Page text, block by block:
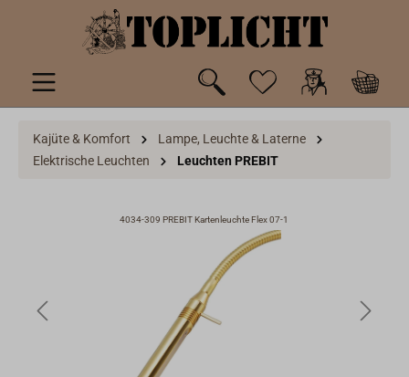
springen
Kajüte & Komfort
Lampe, Leuchte & Laterne
Elektrische Leuchten
Leuchten PREBIT
4034-309 PREBIT Kartenleuchte Flex 07-1